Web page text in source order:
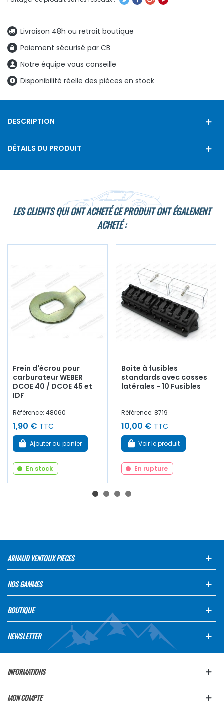
Livraison 48h ou retrait boutique
Paiement sécurisé par CB
Notre équipe vous conseille
Disponibilité réelle des pièces en stock
DESCRIPTION
DÉTAILS DU PRODUIT
LES CLIENTS QUI ONT ACHETÉ CE PRODUIT ONT ÉGALEMENT
ACHETÉ :
Frein d'écrou pour
carburateur WEBER
DCOE 40 / DCOE 45 et
IDF
Référence: 48060
1,90 € TTC
Ajouter au panier
En stock
Boite à fusibles
standards avec cosses
latérales - 10 Fusibles
Référence: 8719
10,00 € TTC
Voir le produit
En rupture
ARNAUD VENTOUX PIECES
NOS GAMMES
BOUTIQUE
NEWSLETTER
INFORMATIONS
MON COMPTE